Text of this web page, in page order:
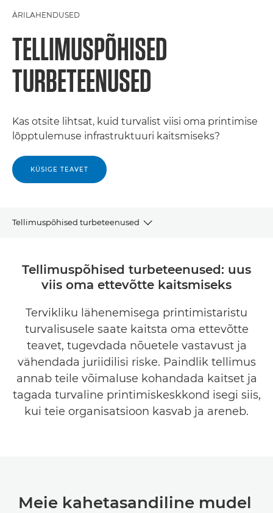
ÄRILAHENDUSED
TELLIMUSPÕHISED
TURBETEENUSED
Kas otsite lihtsat, kuid turvalist viisi oma printimise
lõpptulemuse infrastruktuuri kaitsmiseks?
KÜSIGE TEAVET
Tellimuspõhised turbeteenused
PÕHIFUNKTSIOONID
LÜHIÜLEVAADE
SEOTUD TOOTED
UURIGE EDASI
VÕTKE MEIEGA ÜHENDUST
Tellimuspõhised turbeteenused: uus
viis oma ettevõtte kaitsmiseks
Tervikliku lähenemisega printimistaristu
turvalisusele saate kaitsta oma ettevõtte
teavet, tugevdada nõuetele vastavust ja
vähendada juriidilisi riske. Paindlik tellimus
annab teile võimaluse kohandada kaitset ja
tagada turvaline printimiskeskkond isegi siis,
kui teie organisatsioon kasvab ja areneb.
Meie kahetasandiline mudel